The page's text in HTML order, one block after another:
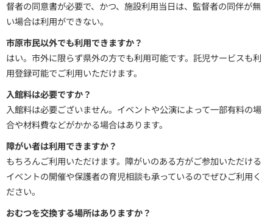
督者の同意書が必要で、かつ、施設利用当日は、監督者の同伴が無
い場合は利用ができない。
市原市民以外でも利用できますか？
はい。市外に限らず県外の方でも利用可能です。託児サービスも利
用登録可能でご利用いただけます。
入館料は必要ですか？
入館料は必要ございません。イベントや公演によって一部有料の場
合や材料費などがかかる場合はあります。
障がい者は利用できますか？
もちろんご利用いただけます。障がいのある方がご参加いただける
イベントの開催や保護者の育児相談も承っているのでぜひご利用く
ださい。
おむつを交換する場所はありますか？